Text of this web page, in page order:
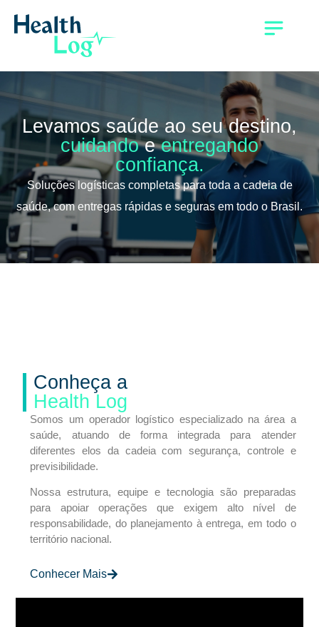
Levamos saúde ao seu destino,
cuidandoeentregando
confiança.
Soluções logísticas completas para toda a cadeia de
saúde, com entregas rápidas e seguras em todo o Brasil.
Conheça a
Health Log
Somos um operador logístico especializado na área a
saúde, atuando de forma integrada para atender
diferentes elos da cadeia com segurança, controle e
previsibilidade.
Nossa estrutura, equipe e tecnologia são preparadas
para apoiar operações que exigem alto nível de
responsabilidade, do planejamento à entrega, em todo o
território nacional.
Conhecer Mais